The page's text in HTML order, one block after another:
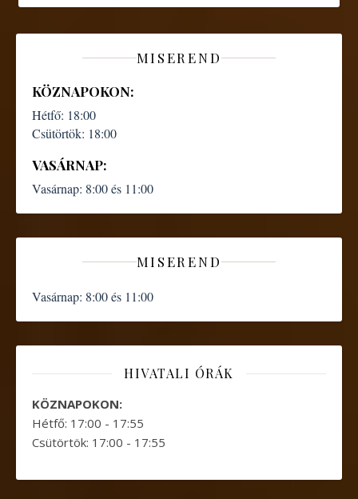
MISEREND
KÖZNAPOKON:
Hétfő: 18:00
Csütörtök: 18:00
VASÁRNAP:
Vasárnap: 8:00 és 11:00
MISEREND
Vasárnap: 8:00 és 11:00
HIVATALI ÓRÁK
KÖZNAPOKON:
Hétfő: 17:00 - 17:55
Csütörtök: 17:00 - 17:55